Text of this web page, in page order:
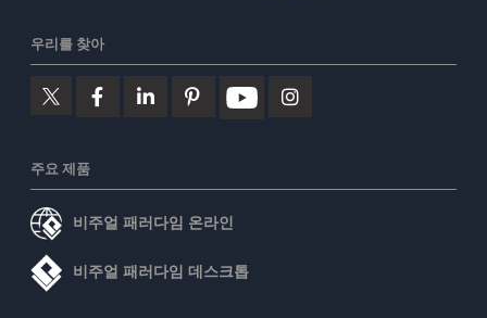
우리를 찾아
주요 제품
비주얼 패러다임 온라인
비주얼 패러다임 데스크톱